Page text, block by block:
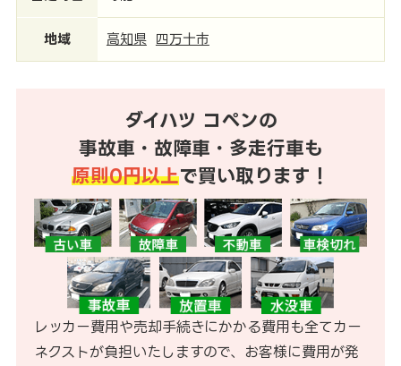
地域 高知県 四万十市
ダイハツ コペンの
事故車・故障車・多走行車も
原則0円以上で買い取ります！
レッカー費用や売却手続きにかかる費用も全てカー
ネクストが負担いたしますので、お客様に費用が発